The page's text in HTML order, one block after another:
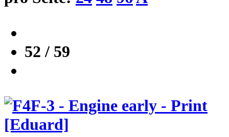
52 / 59